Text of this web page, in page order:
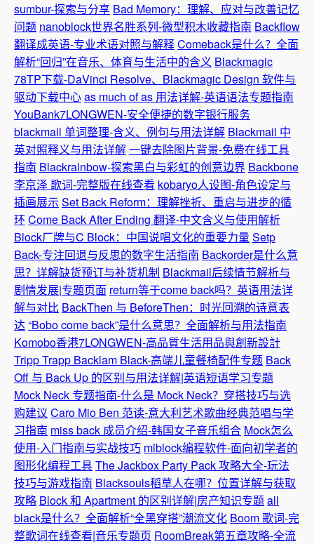
sumbur-探索与分享 Bad Memory：理解、应对与改善记忆
问题 nanoblock世界名胜系列-微型积木收藏指南 Backflow
翻译成英语-专业术语对照与解释Comeback是什么？全面
解析“回归”在音乐、体育与生活中的含义 Blackmagic
78TP下载-DaVinci Resolve、Blackmagic Design 软件与
驱动下载中心as much of as 用法详解-英语语法专题指南
YouBank7LONGWEN-安全便捷的数字银行服务
blackmail 单词整理-含义、例句与用法详解 Blackmail 中
英对照释义与用法详解一键去除图片背景-免费在线工具
指南 Blackralnbow-探索黑白与彩虹的创意边界 Backbone
李京泽 歌词-完整版在线查看 kobaryo人设图-角色设定与
插画展示 Set Back Reform：理解挫折、重启与进步的循
环Come Back After Ending 翻译-中文含义与使用解析
Block厂牌与C Block：中国说唱文化的重要力量Setp
Back-专注回退与反思的数字生活指南 Backorder是什么意
思？详解缺货预订与补货机制 Blackmail后续情节解析与
剧情发展|专题页面 return等于come back吗？英语用法详
解与对比 BackThen 与 BeforeThen：时光回溯的诗意表
达“Bobo come back”是什么意思？全面解析与用法指南
Komobo香港7LONGWEN-高品質生活用品與創新設計
Tripp Trapp Backlam Black-高端儿童餐椅配件专题 Back
Off 与 Back Up 的区别与用法详解|英语短语学习专题
Mock Neck 专题指南-什么是 Mock Neck？穿搭技巧与选
购建议 Caro Mio Ben 范读-意大利艺术歌曲经典范唱与学
习指南 miss back 成员介绍-韩国女子音乐组合 Mock怎么
使用-入门指南与实战技巧 mlblock编程软件-面向初学者的
图形化编程工具The Jackbox Party Pack 攻略大全-玩法
技巧与游戏指南 Blacksouls稻草人在哪？位置详解与获取
攻略 Block 和 Apartment 的区别详解|房产知识专题all
black是什么？全面解析“全黑穿搭”潮流文化 Boom 歌词-完
整歌词在线查看|音乐专题页 RoomBreak第五章攻略-全流